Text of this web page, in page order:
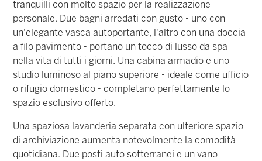
tranquilli con molto spazio per la realizzazione
personale. Due bagni arredati con gusto - uno con
un'elegante vasca autoportante, l'altro con una doccia
a filo pavimento - portano un tocco di lusso da spa
nella vita di tutti i giorni. Una cabina armadio e uno
studio luminoso al piano superiore - ideale come ufficio
o rifugio domestico - completano perfettamente lo
spazio esclusivo offerto.
Una spaziosa lavanderia separata con ulteriore spazio
di archiviazione aumenta notevolmente la comodità
quotidiana. Due posti auto sotterranei e un vano